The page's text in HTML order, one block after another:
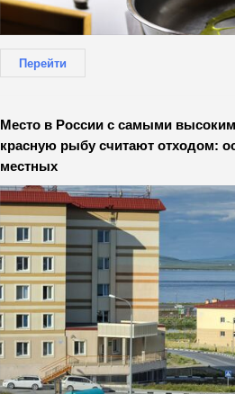
Перейти
Место в России с самыми
красную рыбу считают отходом:
местных